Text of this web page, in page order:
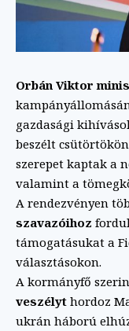
Orbán Viktor
gazdasági
beszélt
szerepet kaptak a
valamint a
A rendezvényen
szavazóihoz
támogatásukat a
választásokon.
A kormányfő
veszélyt hordoz
ukrán háború